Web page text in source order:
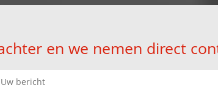
en we nemen direct